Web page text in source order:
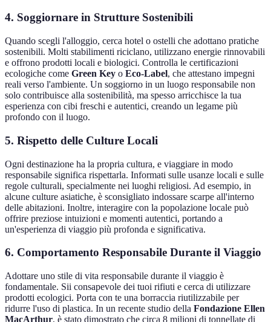
4. Soggiornare in Strutture Sostenibili
Quando scegli l'alloggio, cerca hotel o ostelli che adottano pratiche
sostenibili. Molti stabilimenti riciclano, utilizzano energie rinnovabili
e offrono prodotti locali e biologici. Controlla le certificazioni
ecologiche come Green Key o Eco-Label, che attestano impegni
reali verso l'ambiente. Un soggiorno in un luogo responsabile non
solo contribuisce alla sostenibilità, ma spesso arricchisce la tua
esperienza con cibi freschi e autentici, creando un legame più
profondo con il luogo.
5. Rispetto delle Culture Locali
Ogni destinazione ha la propria cultura, e viaggiare in modo
responsabile significa rispettarla. Informati sulle usanze locali e sulle
regole culturali, specialmente nei luoghi religiosi. Ad esempio, in
alcune culture asiatiche, è sconsigliato indossare scarpe all'interno
delle abitazioni. Inoltre, interagire con la popolazione locale può
offrire preziose intuizioni e momenti autentici, portando a
un'esperienza di viaggio più profonda e significativa.
6. Comportamento Responsabile Durante il Viaggio
Adottare uno stile di vita responsabile durante il viaggio è
fondamentale. Sii consapevole dei tuoi rifiuti e cerca di utilizzare
prodotti ecologici. Porta con te una borraccia riutilizzabile per
ridurre l'uso di plastica. In un recente studio della Fondazione Ellen
MacArthur, è stato dimostrato che circa 8 milioni di tonnellate di